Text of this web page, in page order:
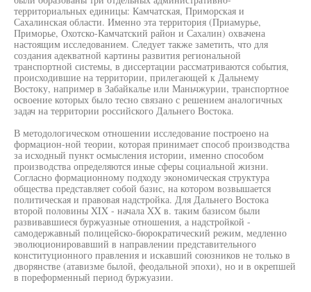
территориальных единицы: Камчатская, Приморская и
Сахалинская области. Именно эта территория (Приамурье,
Приморье, Охотско-Камчатский район и Сахалин) охвачена
настоящим исследованием. Следует также заметить, что для
создания адекватной картины развития региональной
транспортной системы, в диссертации рассматриваются события,
происходившие на территории, прилегающей к Дальнему
Востоку, например в Забайкалье или Маньчжурии, транспортное
освоение которых было тесно связано с решением аналогичных
задач на территории российского Дальнего Востока.
В методологическом отношении исследование построено на
формацион-ной теории, которая принимает способ производства
за исходный пункт осмысления истории, именно способом
производства определяются иные сферы социальной жизни.
Согласно формационному подходу экономическая структура
общества представляет собой базис, на котором возвышается
политическая и правовая надстройка. Для Дальнего Востока
второй половины XIX - начала XX в. таким базисом были
развивавшиеся буржуазные отношения, а надстройкой -
самодержавный полицейско-бюрократический режим, медленно
эволюционировавший в направлении представительного
конституционного правления и искавший союзников не только в
дворянстве (атавизме былой, феодальной эпохи), но и в окрепшей
в пореформенный период буржуазии.